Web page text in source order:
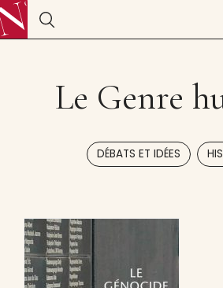
Le Genre
DÉBATS ET IDÉES